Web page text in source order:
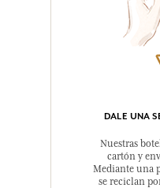
DALE UNA
Nuestras
cartón y
Mediante una
se reciclan